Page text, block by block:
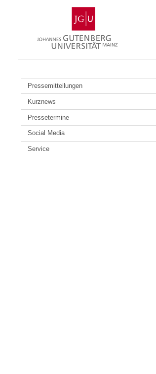
Gutenberg-
Universität
Mainz
Pressemitteilungen
Kurznews
Pressetermine
Social Media
Service